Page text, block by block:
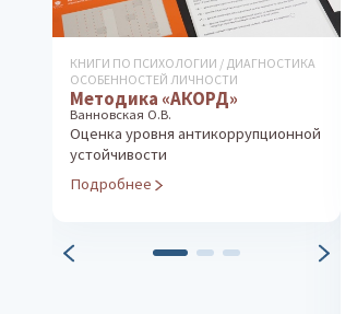
КНИГИ ПО ПСИХОЛОГИИ / ДИАГНОСТИКА
ОСОБЕННОСТЕЙ ЛИЧНОСТИ
Методика «АКОРД»
Ванновская О.В.
Оценка уровня антикоррупционной
устойчивости
Подробнее